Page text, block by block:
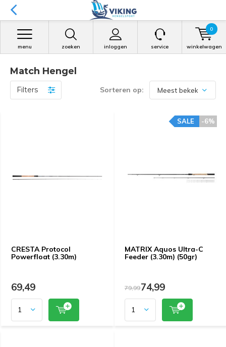
zoeken inloggen
menu service winkelwagen
0
Match Hengel
Filters Sorteren op:
CRESTA Protocol
Powerfloat (3.30m)
69,49
MATRIX Aquos Ultra-C
Feeder (3.30m) (50gr)
-6%
SALE
79,9974,99